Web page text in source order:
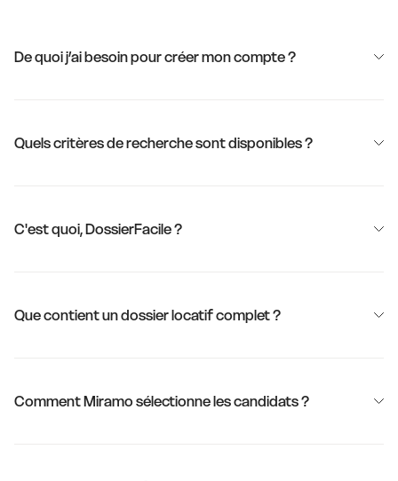
De quoi j’ai besoin pour créer mon compte ?
Quels critères de recherche sont disponibles ?
C'est quoi, DossierFacile ?
Que contient un dossier locatif complet ?
Comment Miramo sélectionne les candidats ?